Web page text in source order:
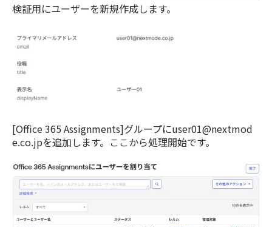
検証用にユーザーを新規作成します。
[Office 365 Assignments]グループにuser01@nextmod
e.co.jpを追加します。ここから処理開始です。